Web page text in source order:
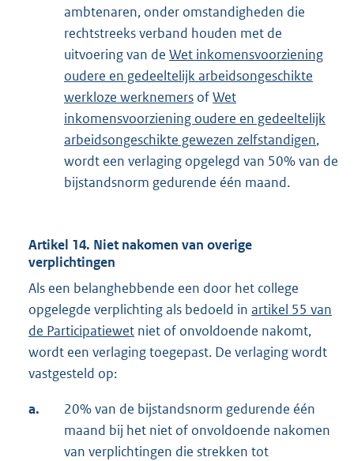
ambtenaren, onder omstandigheden die
rechtstreeks verband houden met de
uitvoering van de Wet inkomensvoorziening
oudere en gedeeltelijk arbeidsongeschikte
werkloze werknemers ofWet
inkomensvoorziening oudere en gedeeltelijk
arbeidsongeschikte gewezen zelfstandigen,
wordt een verlaging opgelegd van 50% van de
bijstandsnorm gedurende één maand.
Artikel 14. Niet nakomen van overige
verplichtingen
Als een belanghebbende een door het college
opgelegde verplichting als bedoeld in artikel 55 van
de Participatiewet niet of onvoldoende nakomt,
wordt een verlaging toegepast. De verlaging wordt
vastgesteld op:
a.
20% van de bijstandsnorm gedurende één
maand bij het niet of onvoldoende nakomen
van verplichtingen die strekken tot